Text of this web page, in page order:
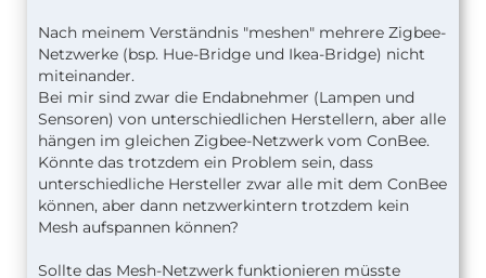
Nach meinem Verständnis "meshen" mehrere Zigbee-
Netzwerke (bsp. Hue-Bridge und Ikea-Bridge) nicht
miteinander.
Bei mir sind zwar die Endabnehmer (Lampen und
Sensoren) von unterschiedlichen Herstellern, aber alle
hängen im gleichen Zigbee-Netzwerk vom ConBee.
Könnte das trotzdem ein Problem sein, dass
unterschiedliche Hersteller zwar alle mit dem ConBee
können, aber dann netzwerkintern trotzdem kein
Mesh aufspannen können?
Sollte das Mesh-Netzwerk funktionieren müsste